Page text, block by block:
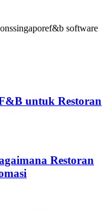
singaporef&b software
untuk Restoran
Restoran